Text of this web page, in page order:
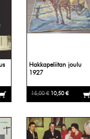
Hakkapeliitan joulu
1927
15,00 €10,50 €